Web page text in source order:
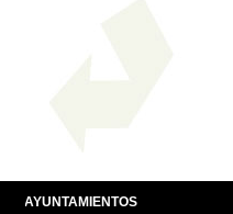
AYUNTAMIENTOS